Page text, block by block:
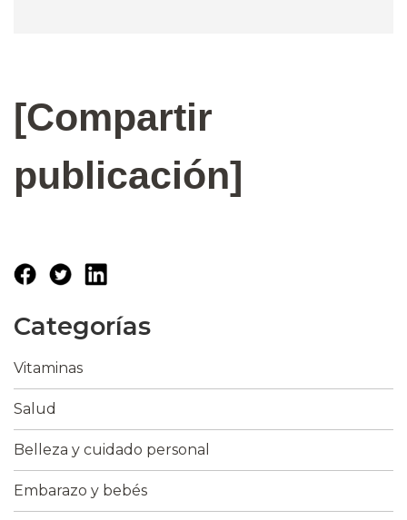
[Compartir
publicación]
Categorías
Vitaminas
Salud
Belleza y cuidado personal
Embarazo y bebés